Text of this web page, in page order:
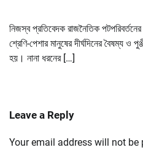
নিজস্ব প্রতিবেদক রাজনৈতিক
শ্রেণি-পেশার মানুষের দীর্ঘদিনের বৈষম্য
হয়। নানা ধরনের […]
Leave a Reply
Your email address will not be